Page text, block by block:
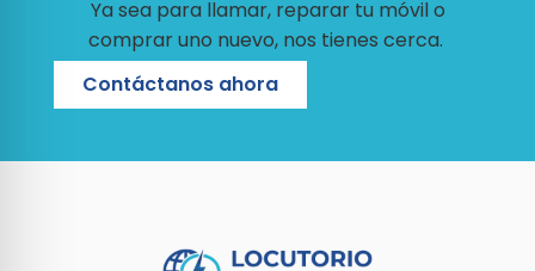
Ya sea para llamar, reparar tu móvil o
comprar uno nuevo, nos tienes cerca.
Contáctanos ahora